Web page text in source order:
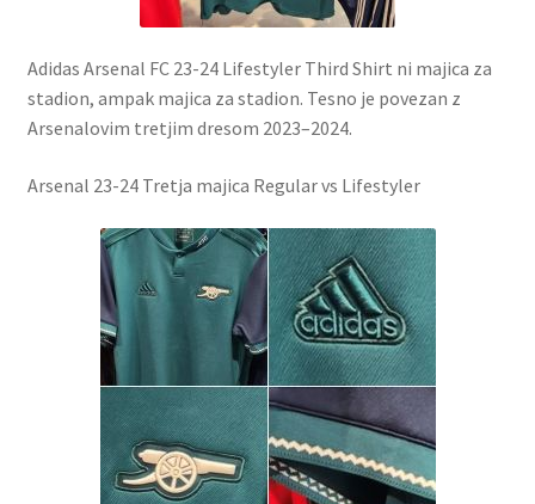
Adidas Arsenal FC 23-24 Lifestyler Third Shirt ni majica za
stadion, ampak majica za stadion. Tesno je povezan z
Arsenalovim tretjim dresom 2023–2024.
Arsenal 23-24 Tretja majica Regular vs Lifestyler